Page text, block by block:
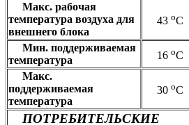
Макс. рабочая
температура воздуха для
внешнего блока
43 оС
Мин. поддерживаемая
температура
16 оС
Макс.
поддерживаемая
температура
30 оС
ПОТРЕБИТЕЛЬСКИЕ